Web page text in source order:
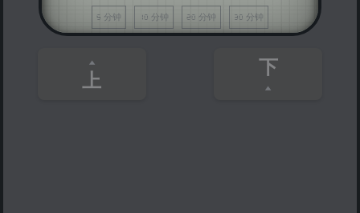
5 分钟 10 分钟 20 分钟 30 分钟
上
下